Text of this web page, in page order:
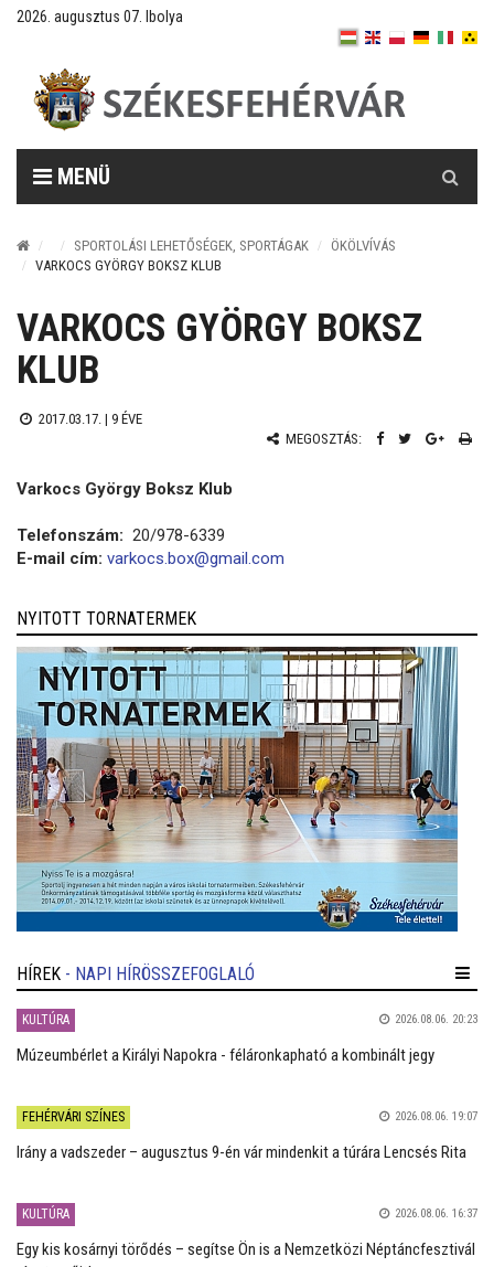
2026. augusztus 07. Ibolya
MENÜ
SPORTOLÁSI LEHETŐSÉGEK, SPORTÁGAK
ÖKÖLVÍVÁS
VARKOCS GYÖRGY BOKSZ KLUB
VARKOCS GYÖRGY BOKSZ
KLUB
2017.03.17. | 9 ÉVE
MEGOSZTÁS:
Varkocs György Boksz Klub
Telefonszám: 20/978-6339
E-mail cím: varkocs.box@gmail.com
NYITOTT TORNATERMEK
HÍREK - NAPI HÍRÖSSZEFOGLALÓ
KULTÚRA 2026.08.06. 20:23
Múzeumbérlet a Királyi Napokra - féláronkapható a kombinált jegy
FEHÉRVÁRI SZÍNES 2026.08.06. 19:07
Irány a vadszeder – augusztus 9-én vár mindenkit a túrára Lencsés Rita
KULTÚRA 2026.08.06. 16:37
Egy kis kosárnyi törődés – segítse Ön is a Nemzetközi Néptáncfesztivál